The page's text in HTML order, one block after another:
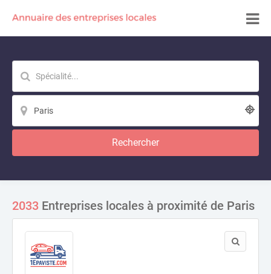
Rechercher
2033 Entreprises locales à proximité de Paris